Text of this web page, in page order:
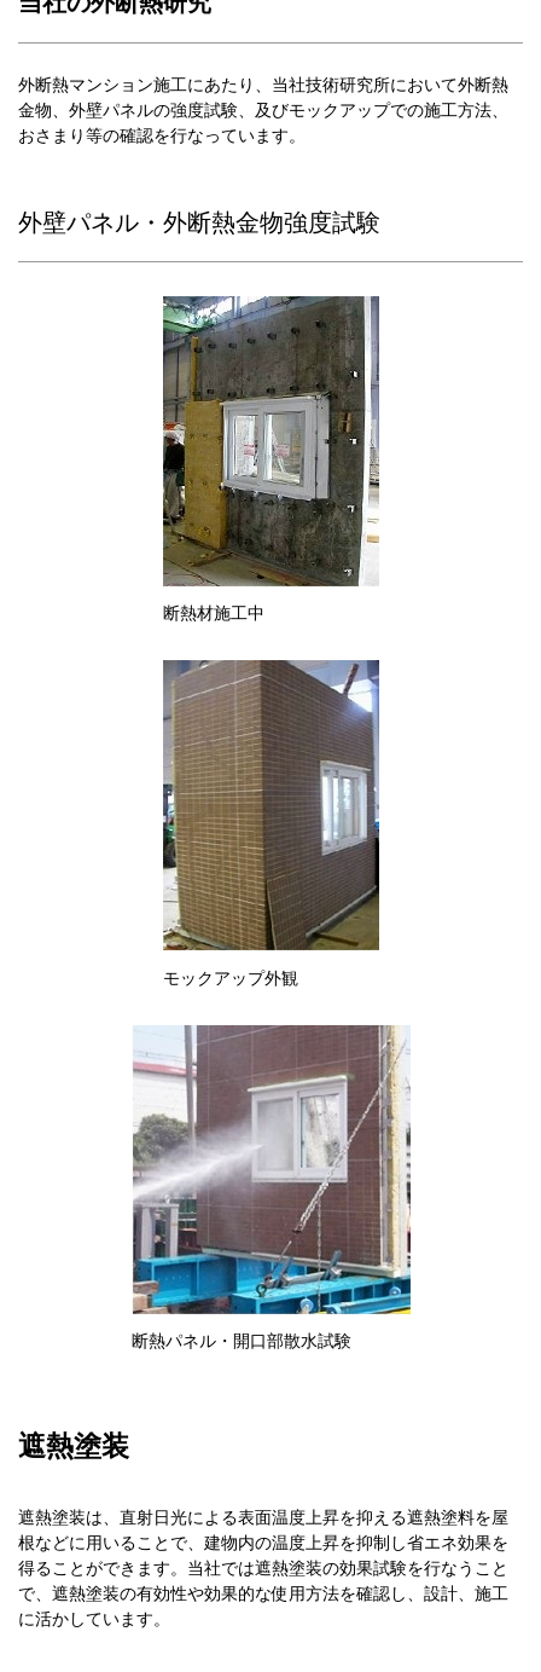
外断熱マンション施工にあたり、当社技術研究所において外断熱
金物、外壁パネルの強度試験、及びモックアップでの施工方法、
おさまり等の確認を行なっています。
外壁パネル・外断熱金物強度試験
断熱材施工中
モックアップ外観
断熱パネル・開口部散水試験
遮熱塗装
遮熱塗装は、直射日光による表面温度上昇を抑える遮熱塗料を屋
根などに用いることで、建物内の温度上昇を抑制し省エネ効果を
得ることができます。当社では遮熱塗装の効果試験を行なうこと
で、遮熱塗装の有効性や効果的な使用方法を確認し、設計、施工
に活かしています。